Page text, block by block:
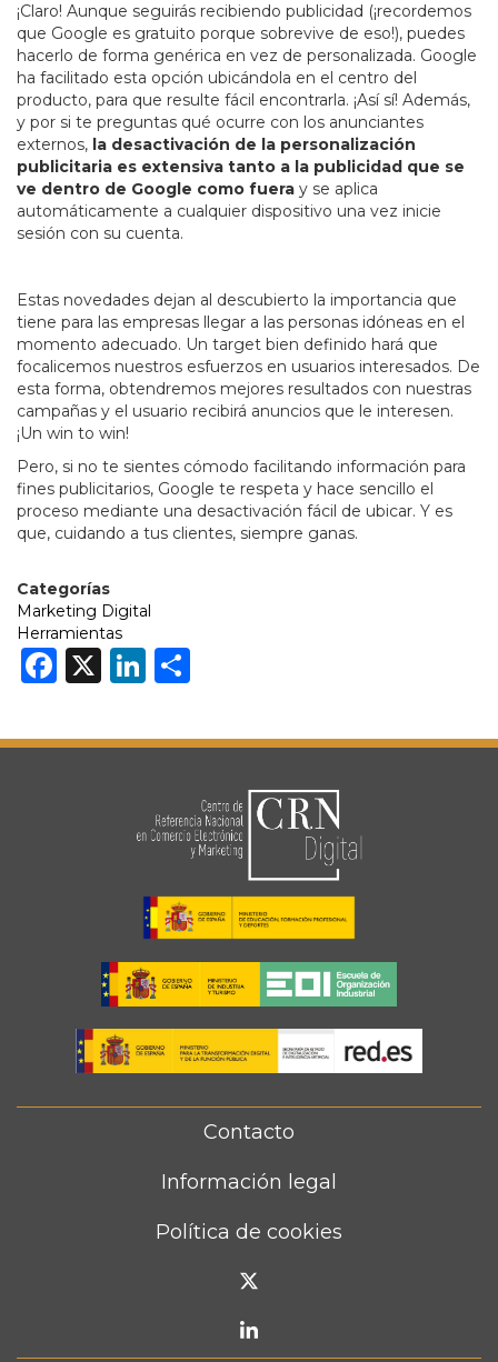
¡Claro! Aunque seguirás recibiendo publicidad (¡recordemos
que Google es gratuito porque sobrevive de eso!), puedes
hacerlo de forma genérica en vez de personalizada. Google
ha facilitado esta opción ubicándola en el centro del
producto, para que resulte fácil encontrarla. ¡Así sí! Además,
y por si te preguntas qué ocurre con los anunciantes
externos, la desactivación de la personalización
publicitaria es extensiva tanto a la publicidad que se
ve dentro de Google como fuera y se aplica
automáticamente a cualquier dispositivo una vez inicie
sesión con su cuenta.
Estas novedades dejan al descubierto la importancia que
tiene para las empresas llegar a las personas idóneas en el
momento adecuado. Un target bien definido hará que
focalicemos nuestros esfuerzos en usuarios interesados. De
esta forma, obtendremos mejores resultados con nuestras
campañas y el usuario recibirá anuncios que le interesen.
¡Un win to win!
Pero, si no te sientes cómodo facilitando información para
fines publicitarios, Google te respeta y hace sencillo el
proceso mediante una desactivación fácil de ubicar. Y es
que, cuidando a tus clientes, siempre ganas.
Categorías
Marketing Digital
Herramientas
Facebook
X LinkedIn
Contacto
Información legal
Política de cookies